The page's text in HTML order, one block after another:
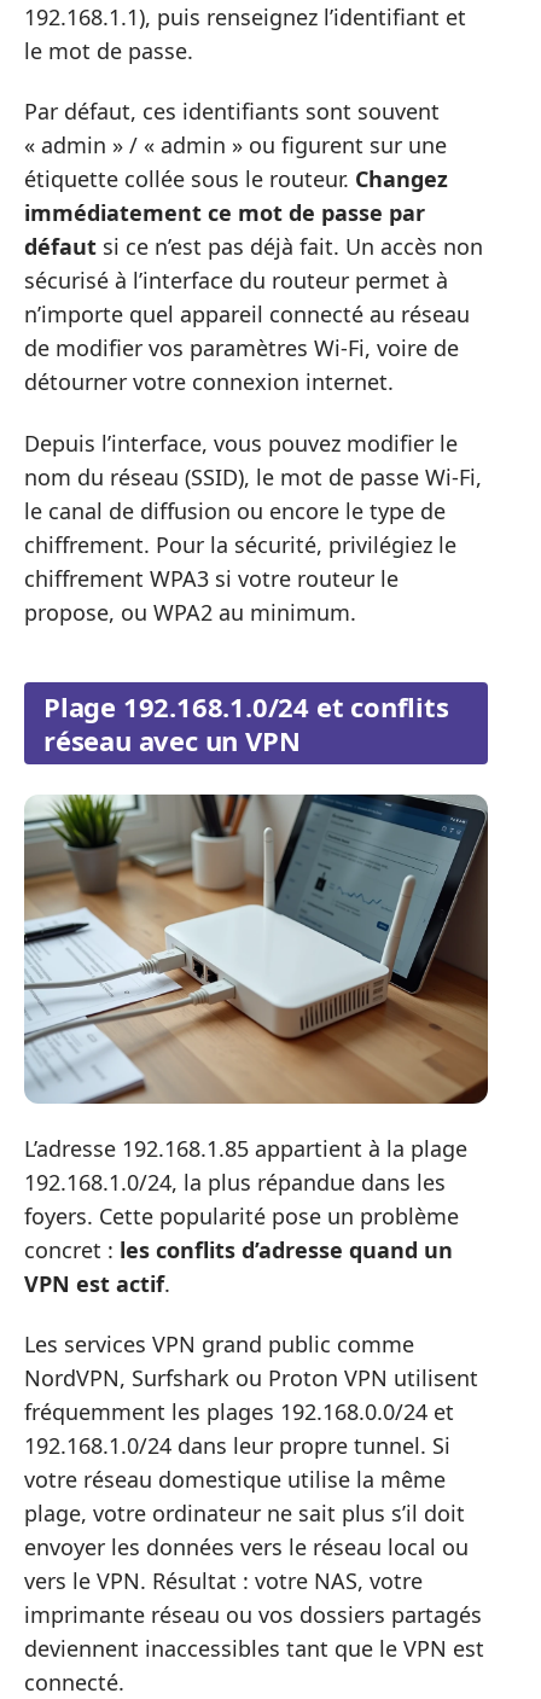
192.168.1.1), puis renseignez l’identifiant et
le mot de passe.
Par défaut, ces identifiants sont souvent
« admin » / « admin » ou figurent sur une
étiquette collée sous le routeur. Changez
immédiatement ce mot de passe par
défaut si ce n’est pas déjà fait. Un accès non
sécurisé à l’interface du routeur permet à
n’importe quel appareil connecté au réseau
de modifier vos paramètres Wi-Fi, voire de
détourner votre connexion internet.
Depuis l’interface, vous pouvez modifier le
nom du réseau (SSID), le mot de passe Wi-Fi,
le canal de diffusion ou encore le type de
chiffrement. Pour la sécurité, privilégiez le
chiffrement WPA3 si votre routeur le
propose, ou WPA2 au minimum.
Plage 192.168.1.0/24 et conflits
réseau avec un VPN
L’adresse 192.168.1.85 appartient à la plage
192.168.1.0/24, la plus répandue dans les
foyers. Cette popularité pose un problème
concret : les conflits d’adresse quand un
VPN est actif.
Les services VPN grand public comme
NordVPN, Surfshark ou Proton VPN utilisent
fréquemment les plages 192.168.0.0/24 et
192.168.1.0/24 dans leur propre tunnel. Si
votre réseau domestique utilise la même
plage, votre ordinateur ne sait plus s’il doit
envoyer les données vers le réseau local ou
vers le VPN. Résultat : votre NAS, votre
imprimante réseau ou vos dossiers partagés
deviennent inaccessibles tant que le VPN est
connecté.